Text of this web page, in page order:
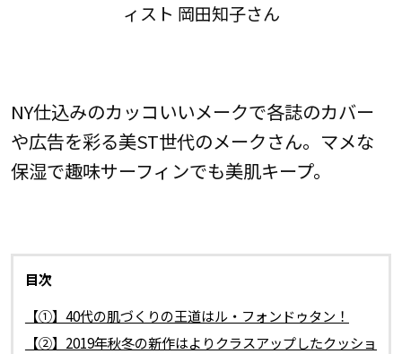
ィスト 岡田知子さん
NY仕込みのカッコいいメークで各誌のカバー
や広告を彩る美ST世代のメークさん。マメな
保湿で趣味サーフィンでも美肌キープ。
目次
【①】40代の肌づくりの王道はル・フォンドゥタン！
【②】2019年秋冬の新作はよりクラスアップしたクッショ